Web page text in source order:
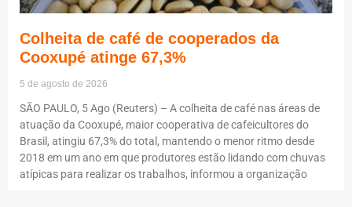
Colheita de café de cooperados da
Cooxupé atinge 67,3%
5 de agosto de 2026
SÃO PAULO, 5 Ago (Reuters) – A colheita de café nas áreas de
atuação da Cooxupé, maior cooperativa de cafeicultores do
Brasil, atingiu 67,3% do total, mantendo o menor ritmo desde
2018 em um ano em que produtores estão lidando com chuvas
atípicas para realizar os trabalhos, informou a organização